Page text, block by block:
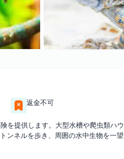
返金不可
を提供します。大型水槽や爬虫類ハウ
ンネルを歩き、周囲の水中生物を一望